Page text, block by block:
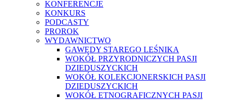
KONFERENCJE
KONKURS
PODCASTY
PROROK
WYDAWNICTWO
GAWĘDY STAREGO LEŚNIKA
WOKÓŁ PRZYRODNICZYCH PASJI
DZIEDUSZYCKICH
WOKÓŁ KOLEKCJONERSKICH PASJI
DZIEDUSZYCKICH
WOKÓŁ ETNOGRAFICZNYCH PASJI